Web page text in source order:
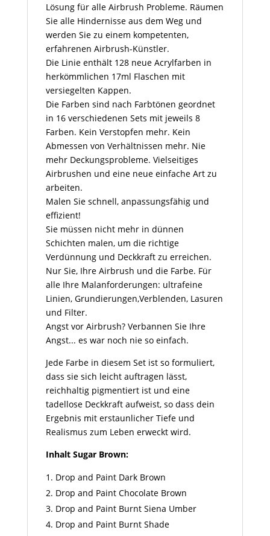
Lösung für alle Airbrush Probleme. Räumen
Sie alle Hindernisse aus dem Weg und
werden Sie zu einem kompetenten,
erfahrenen Airbrush-Künstler.
Die Linie enthält 128 neue Acrylfarben in
herkömmlichen 17ml Flaschen mit
versiegelten Kappen.
Die Farben sind nach Farbtönen geordnet
in 16 verschiedenen Sets mit jeweils 8
Farben. Kein Verstopfen mehr. Kein
Abmessen von Verhältnissen mehr. Nie
mehr Deckungsprobleme. Vielseitiges
Airbrushen und eine neue einfache Art zu
arbeiten.
Malen Sie schnell, anpassungsfähig und
effizient!
Sie müssen nicht mehr in dünnen
Schichten malen, um die richtige
Verdünnung und Deckkraft zu erreichen.
Nur Sie, Ihre Airbrush und die Farbe. Für
alle Ihre Malanforderungen: ultrafeine
Linien, Grundierungen,Verblenden, Lasuren
und Filter.
Angst vor Airbrush? Verbannen Sie Ihre
Angst... es war noch nie so einfach.
Jede Farbe in diesem Set ist so formuliert,
dass sie sich leicht auftragen lässt,
reichhaltig pigmentiert ist und eine
tadellose Deckkraft aufweist, so dass dein
Ergebnis mit erstaunlicher Tiefe und
Realismus zum Leben erweckt wird.
Inhalt Sugar Brown:
Drop and Paint Dark Brown
Drop and Paint Chocolate Brown
Drop and Paint Burnt Siena Umber
Drop and Paint Burnt Shade